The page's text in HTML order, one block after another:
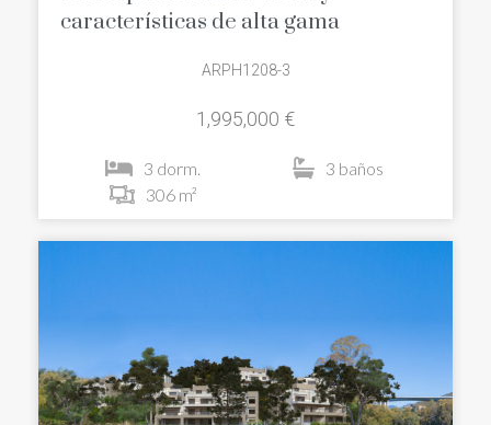
características de alta gama
ARPH1208-3
1,995,000 €
3 dorm.
3 baños
306 m²